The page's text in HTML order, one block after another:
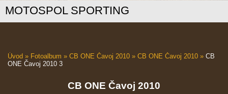
MOTOSPOL SPORTING
Úvod » Fotoalbum » CB ONE Čavoj 2010 » CB ONE Čavoj 2010 » CB
ONE Čavoj 2010 3
CB ONE Čavoj 2010